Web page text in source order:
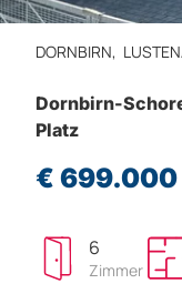
DORNBIRN,
Dornbirn-
Platz
€ 699.000
6
Zimmer